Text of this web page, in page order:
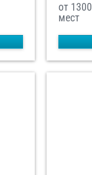
от 1300
мест